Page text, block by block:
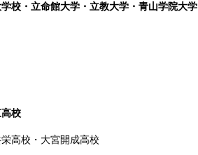
校・立命館大学・立教大学・青山学院大学
校
栄高校・大宮開成高校